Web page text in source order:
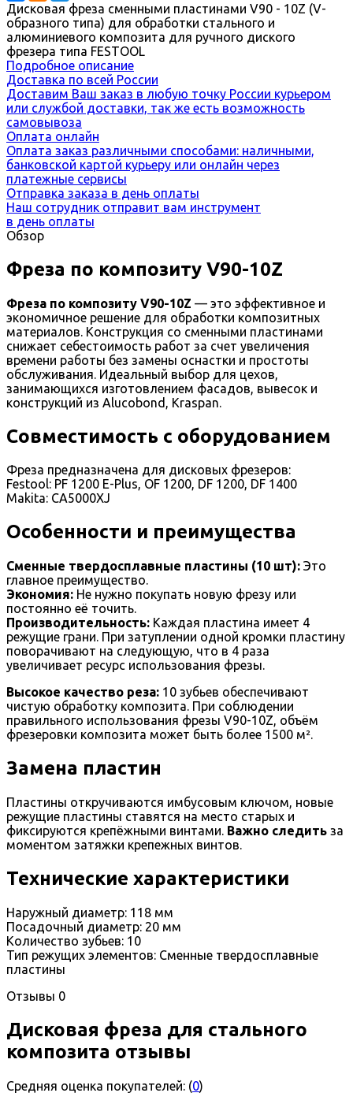
Дисковая фреза сменными пластинами V90 - 10Z (V-
образного типа) для обработки стального и
алюминиевого композита для ручного диского
фрезера типа FESTOOL
Подробное описание
Доставка по всей России
Доставим Ваш заказ в любую точку России курьером
или службой доставки, так же есть возможность
самовывоза
Оплата онлайн
Оплата заказ различными способами: наличными,
банковской картой курьеру или онлайн через
платежные сервисы
Отправка заказа в день оплаты
Наш сотрудник отправит вам инструмент
в день оплаты
Обзор
Фреза по композиту V90-10Z
Фреза по композиту V90-10Z — это эффективное и
экономичное решение для обработки композитных
материалов. Конструкция со сменными пластинами
снижает себестоимость работ за счет увеличения
времени работы без замены оснастки и простоты
обслуживания. Идеальный выбор для цехов,
занимающихся изготовлением фасадов, вывесок и
конструкций из Alucobond, Kraspan.
Совместимость с оборудованием
Фреза предназначена для дисковых фрезеров:
Festool: PF 1200 E-Plus, OF 1200, DF 1200, DF 1400
Makita: CA5000XJ
Особенности и преимущества
Сменные твердосплавные пластины (10 шт): Это
главное преимущество.
Экономия: Не нужно покупать новую фрезу или
постоянно её точить.
Производительность: Каждая пластина имеет 4
режущие грани. При затуплении одной кромки пластину
поворачивают на следующую, что в 4 раза
увеличивает ресурс использования фрезы.
Высокое качество реза: 10 зубьев обеспечивают
чистую обработку композита. При соблюдении
правильного использования фрезы V90-10Z, объём
фрезеровки композита может быть более 1500 м².
Замена пластин
Пластины откручиваются имбусовым ключом, новые
режущие пластины ставятся на место старых и
фиксируются крепёжными винтами. Важно следить за
моментом затяжки крепежных винтов.
Технические характеристики
Наружный диаметр: 118 мм
Посадочный диаметр: 20 мм
Количество зубьев: 10
Тип режущих элементов: Сменные твердосплавные
пластины
Отзывы 0
Дисковая фреза для стального
композита отзывы
Средняя оценка покупателей: (0)